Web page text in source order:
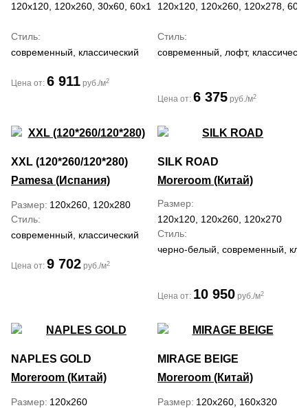
120x120, 120x260, 30x60, 60x120, 60x60
Стиль
современный, классический
Цена от: 6 911 руб./м2
120x120, 120x260, 120x278,
Стиль
современный, лофт,
Цена от: 6 375 руб./м2
XXL (120*260/120*280)
Pamesa (Испания)
Размер 120x260, 120x280
Стиль
современный, классический
Цена от: 9 702 руб./м2
SILK ROAD
Moreroom (Китай)
Размер
120x120, 120x260, 120x270
Стиль
черно-белый, современный,
Цена от: 10 950 руб./м2
NAPLES GOLD
Moreroom (Китай)
Размер 120x260
MIRAGE BEIGE
Moreroom (Китай)
Размер 120x260, 160x320